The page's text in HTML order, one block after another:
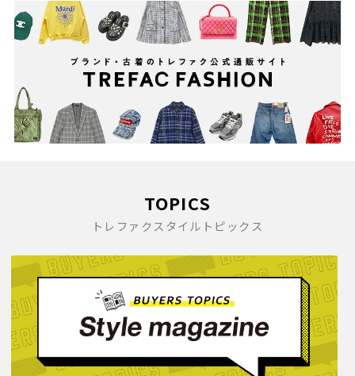
TOPICS
トレファクスタイルトピックス